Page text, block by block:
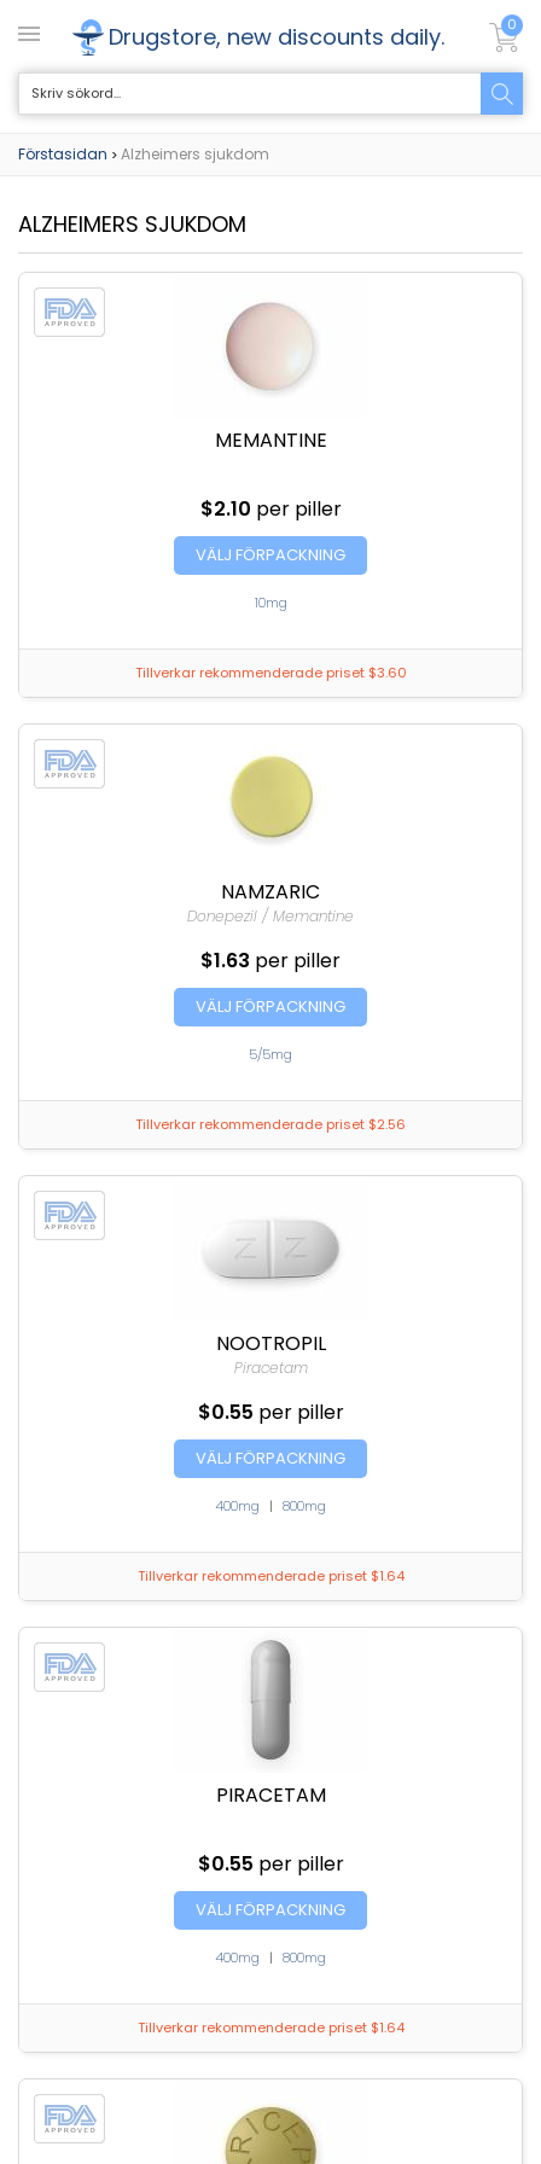
Drugstore, new discounts daily. 0
Förstasidan > Alzheimers sjukdom
ALZHEIMERS SJUKDOM
MEMANTINE
$2.10 per piller
VÄLJ FÖRPACKNING
10mg
Tillverkar rekommenderade priset $3.60
NAMZARIC
Donepezil / Memantine
$1.63 per piller
VÄLJ FÖRPACKNING
5/5mg
Tillverkar rekommenderade priset $2.56
NOOTROPIL
Piracetam
$0.55 per piller
VÄLJ FÖRPACKNING
400mg | 800mg
Tillverkar rekommenderade priset $1.64
PIRACETAM
$0.55 per piller
VÄLJ FÖRPACKNING
400mg | 800mg
Tillverkar rekommenderade priset $1.64